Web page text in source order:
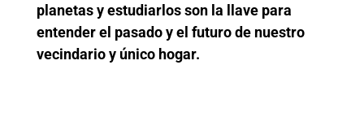
planetas y estudiarlos son la llave para
entender el pasado y el futuro de nuestro
vecindario y único hogar.